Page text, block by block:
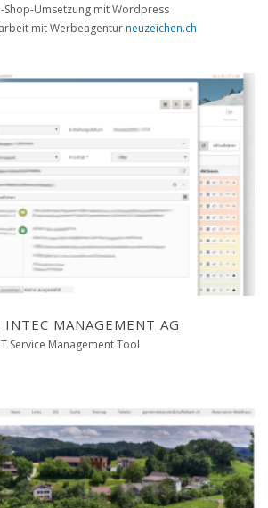
Shop-Umsetzung mit Wordpress
mit Werbeagenturneuzeichen.ch
MANAGEMENT AG
IT Service Management Tool